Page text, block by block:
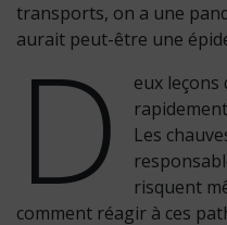
transports, on a une
aurait peut-être une
D
eux leçons
Les
risquent
comment réagir à ces